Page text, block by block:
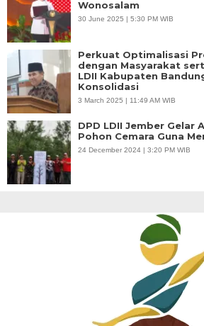
Wonosalam
30 June 2025 | 5:30 PM WIB
Perkuat Optimalisasi
dengan Masyarakat
LDII Kabupaten
Konsolidasi
3 March 2025 | 11:49 AM WIB
DPD LDII Jember Gelar
Pohon Cemara Guna
24 December 2024 | 3:20 PM WIB